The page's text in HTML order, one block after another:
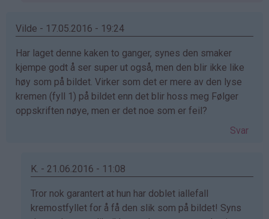
Marian
bekreftet)
Vilde - 17.05.2016 - 19:24
Har laget denne kaken to ganger, synes den smaker
kjempe godt å ser super ut også, men den blir ikke like
høy som på bildet. Virker som det er mere av den lyse
kremen (fyll 1) på bildet enn det blir hoss meg Følger
oppskriften nøye, men er det noe som er feil?
Svar
K. - 21.06.2016 - 11:08
Som
svar
Tror nok garantert at hun har doblet iallefall
kremostfyllet for å få den slik som på bildet! Syns